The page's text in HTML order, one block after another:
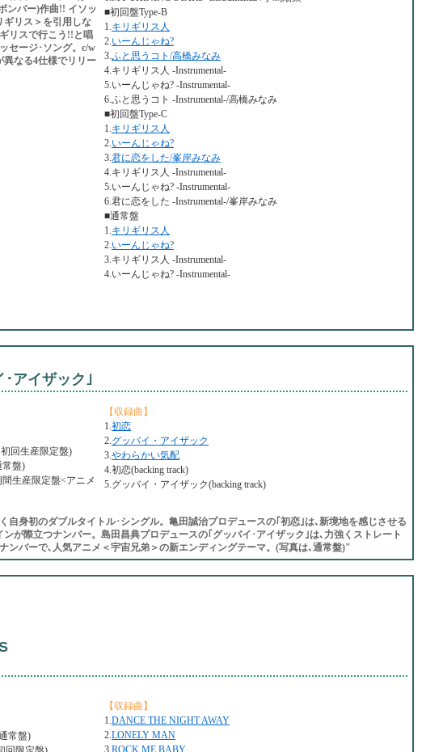
■初回盤Type-B
1.キリギリス人
2.いーんじゃね?
3.ふと思うコト/高橋みなみ
4.キリギリス人 -Instrumental-
5.いーんじゃね? -Instrumental-
6.ふと思うコト -Instrumental-/高橋みなみ
■初回盤Type-C
1.キリギリス人
2.いーんじゃね?
3.君に恋をした/峯岸みなみ
4.キリギリス人 -Instrumental-
5.いーんじゃね? -Instrumental-
6.君に恋をした -Instrumental-/峯岸みなみ
■通常盤
1.キリギリス人
2.いーんじゃね?
3.キリギリス人 -Instrumental-
4.いーんじゃね? -Instrumental-
ンバー)作曲!! イソッ
ギリス＞を引用しな
リスで行こう!!と唱
セージ･ソング。c/w
異なる4仕様でリリー
･アイザック｣
【収録曲】
1.初恋
2.グッバイ・アイザック
3.やわらかい気配
4.初恋(backing track)
5.グッバイ・アイザック(backing track)
回生産限定盤)
常盤)
生産限定盤<アニメ
自身初のダブルタイトル･シングル。亀田誠治プロデュースの｢初恋｣は､新境地を感じさせる
が際立つナンバー。島田昌典プロデュースの｢グッバイ･アイザック｣は､力強くストレート
ンバーで､人気アニメ＜宇宙兄弟＞の新エンディングテーマ。(写真は､通常盤)"
【収録曲】
1.DANCE THE NIGHT AWAY
2.LONELY MAN
3. ROCK ME BABY
常盤)